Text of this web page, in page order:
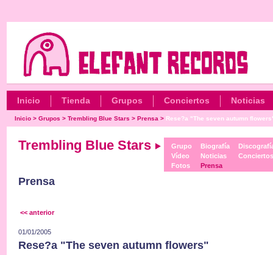
Inicio Tienda Grupos Conciertos Noticias
Inicio> Grupos > Trembling Blue Stars > Prensa > Rese?a "The seven autumn
Trembling Blue Stars
Grupo
Vídeo
Fotos
Biografía
Noticias
Prensa
Conciertos
Prensa
<< anterior
01/01/2005
Rese?a "The seven autumn flowers"